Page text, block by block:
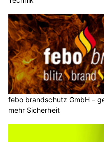
febo brandschutz GmbH –
mehr Sicherheit